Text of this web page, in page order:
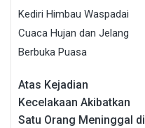
Atas Kejadian
Kecelakaan Akibatkan
Satu Orang Meninggal di